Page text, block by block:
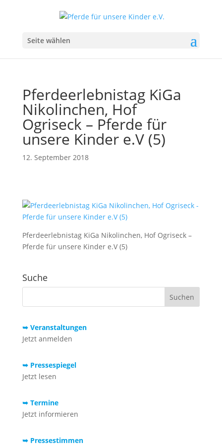
Seite wählen
Pferdeerlebnistag KiGa
Nikolinchen, Hof
Ogriseck – Pferde für
unsere Kinder e.V (5)
12. September 2018
Pferdeerlebnistag KiGa Nikolinchen, Hof Ogriseck –
Pferde für unsere Kinder e.V (5)
Suche
➥ Veranstaltungen
Jetzt anmelden
➥ Pressespiegel
Jetzt lesen
➥ Termine
Jetzt informieren
➥ Pressestimmen